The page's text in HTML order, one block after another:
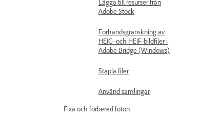
Lägga till resurser från
Adobe Stock
Förhandsgranskning av
HEIC- och HEIF-bildfiler i
Adobe Bridge (Windows)
Stapla filer
Använd samlingar
Fixa och förbered foton